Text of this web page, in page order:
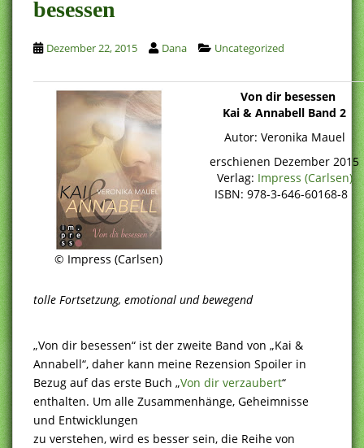
besessen
Dezember 22, 2015 Dana Uncategorized
© Impress (Carlsen)
Von dir besessen
Kai & Annabell Band 2
Autor: Veronika Mauel
erschienen Dezember 2015
Verlag: Impress (Carlsen)
ISBN: 978-3-646-60168-8
tolle Fortsetzung, emotional und bewegend
„Von dir besessen“ ist der zweite Band von „Kai &
Annabell“, daher kann meine Rezension Spoiler in
Bezug auf das erste Buch „Von dir verzaubert“
enthalten. Um alle Zusammenhänge, Geheimnisse
und Entwicklungen
zu verstehen, wird es besser sein, die Reihe von